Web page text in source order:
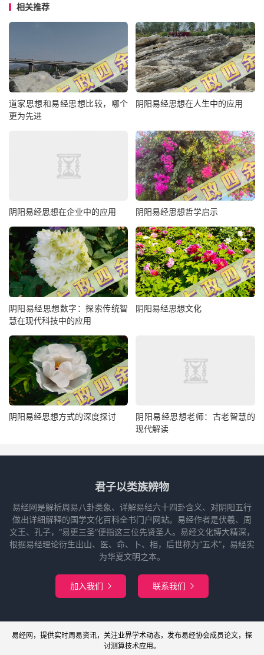
相关推荐
道家思想和易经思想比较，哪个
更为先进
阴阳易经思想在人生中的应用
阴阳易经思想在企业中的应用 阴阳易经思想哲学启示
阴阳易经思想数字：探索传统智
慧在现代科技中的应用
阴阳易经思想文化
阴阳易经思想方式的深度探讨
阴阳易经思想老师：古老智慧的
现代解读
君子以类族辨物
易经网是解析周易八卦类象、详解易经六十四卦含义、对阴阳五行
做出详细解释的国学文化百科全书门户网站。易经作者是伏羲、周
文王、孔子，“易更三圣”便指这三位先贤圣人。易经文化博大精深，
根据易经理论衍生出山、医、命、卜、相，后世称为“五术”，易经实
为华夏文明之本。
加入我们  联系我们 
易经网 ，提供实时周易资讯，关注业界学术动态，发布易经协会成员论文，探
讨测算技术应用。